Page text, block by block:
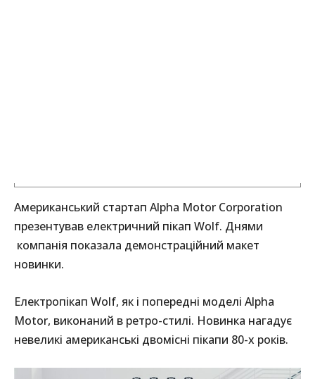
Американський стартап Alpha Motor Corporation
презентував електричний пікап Wolf. Днями
компанія показала демонстраційний макет
новинки.
Електропікап Wolf, як і попередні моделі Alpha
Motor, виконаний в ретро-стилі. Новинка нагадує
невеликі американські двомісні пікапи 80-х років.